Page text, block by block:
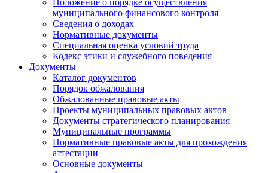
Положение о порядке осуществления
муниципального финансового контроля
Сведения о доходах
Нормативные документы
Специальная оценка условий труда
Кодекс этики и служебного поведения
Документы
Каталог документов
Порядок обжалования
Обжалованные правовые акты
Проекты муниципальных правовых актов
Документы стратегического планирования
Муниципальные программы
Нормативные правовые акты для прохождения
аттестации
Основные документы